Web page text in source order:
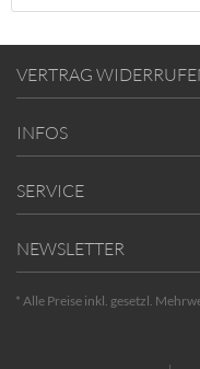
VERTRAG
INFOS
SERVICE
NEWSLETTER
* Alle Preise inkl. gesetzl.